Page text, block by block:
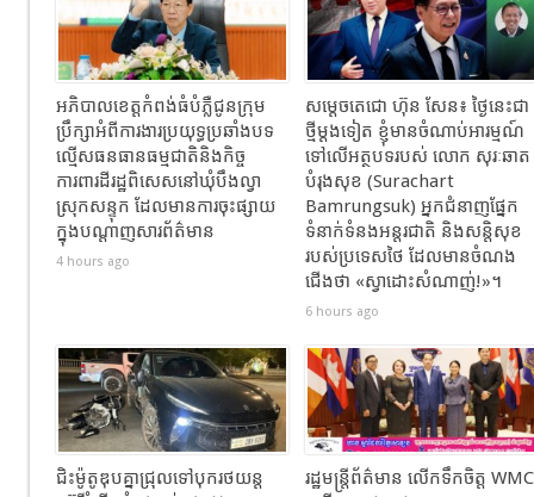
អភិបាលខេត្តកំពង់ធំបំភ្លឺជូនក្រុម
ប្រឹក្សាអំពីការងារប្រយុទ្ធប្រឆាំងបទ
ល្មើសធនធានធម្មជាតិនិងកិច្ច
ការពារដីរដ្ឋពិសេសនៅឃុំបឹងល្វា
ស្រុកសន្ទុក ដែលមានការចុះផ្សាយ
ក្នុងបណ្តាញសារព័ត៌មាន
4 hours ago
សម្តេចតេជោ ហ៊ុន សែន៖ ថ្ងៃនេះជា
ថ្មីម្តងទៀត ខ្ញុំមានចំណាប់អារម្មណ៍
ទៅលើអត្ថបទរបស់ លោក សុរៈឆាត
បំរុងសុខ (Surachart
Bamrungsuk) អ្នកជំនាញផ្នែក
ទំនាក់ទំនងអន្តរជាតិ និងសន្តិសុខ
របស់ប្រទេសថៃ ដែលមានចំណង
ជើង​ថា «ស្វាដោះសំណាញ់!»។
6 hours ago
ជិះម៉ូតូឌុបគ្នាជ្រុលទៅបុករថយន្ត
រដ្ឋមន្ត្រីព័ត៌មាន លើកទឹកចិត្ត WMC